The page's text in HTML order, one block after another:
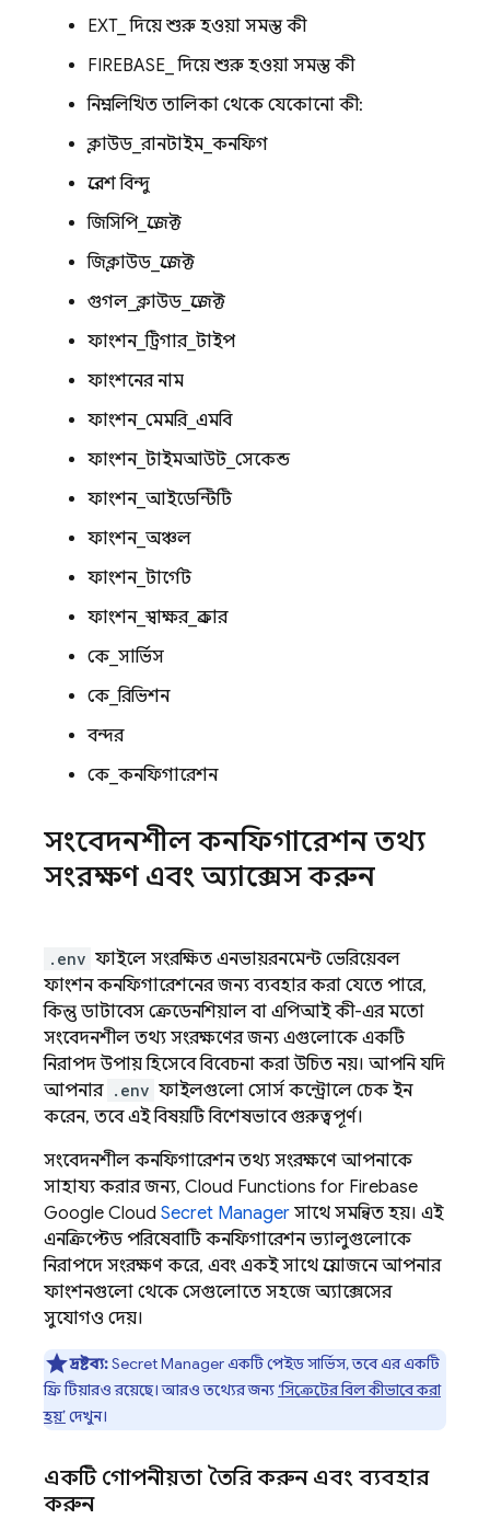
EXT_ দিয়ে শুরু হওয়া সমস্ত কী
FIREBASE_ দিয়ে শুরু হওয়া সমস্ত কী
নিম্নলিখিত তালিকা থেকে যেকোনো কী:
ক্লাউড_রানটাইম_কনফিগ
প্রবেশ বিন্দু
জিসিপি_প্রজেক্ট
জিক্লাউড_প্রজেক্ট
গুগল_ক্লাউড_প্রজেক্ট
ফাংশন_ট্রিগার_টাইপ
ফাংশনের নাম
ফাংশন_মেমরি_এমবি
ফাংশন_টাইমআউট_সেকেন্ড
ফাংশন_আইডেন্টিটি
ফাংশন_অঞ্চল
ফাংশন_টার্গেট
ফাংশন_স্বাক্ষর_প্রকার
কে_সার্ভিস
কে_রিভিশন
বন্দর
কে_কনফিগারেশন
সংবেদনশীল কনফিগারেশন তথ্য
সংরক্ষণ এবং অ্যাক্সেস করুন
.env ফাইলে সংরক্ষিত এনভায়রনমেন্ট ভেরিয়েবল
ফাংশন কনফিগারেশনের জন্য ব্যবহার করা যেতে পারে,
কিন্তু ডাটাবেস ক্রেডেনশিয়াল বা এপিআই কী-এর মতো
সংবেদনশীল তথ্য সংরক্ষণের জন্য এগুলোকে একটি
নিরাপদ উপায় হিসেবে বিবেচনা করা উচিত নয়। আপনি যদি
আপনার .env ফাইলগুলো সোর্স কন্ট্রোলে চেক ইন
করেন, তবে এই বিষয়টি বিশেষভাবে গুরুত্বপূর্ণ।
সংবেদনশীল কনফিগারেশন তথ্য সংরক্ষণে আপনাকে
সাহায্য করার জন্য, Cloud Functions for Firebase
Google Cloud Secret Manager সাথে সমন্বিত হয়। এই
এনক্রিপ্টেড পরিষেবাটি কনফিগারেশন ভ্যালুগুলোকে
নিরাপদে সংরক্ষণ করে, এবং একই সাথে প্রয়োজনে আপনার
ফাংশনগুলো থেকে সেগুলোতে সহজে অ্যাক্সেসের
সুযোগও দেয়।
দ্রষ্টব্য:Secret Managerএকটি পেইড সার্ভিস, তবে এর একটি
ফ্রি টিয়ারও রয়েছে। আরও তথ্যের জন্য ‘সিক্রেটের বিল কীভাবে করা
হয়’দেখুন।
একটি গোপনীয়তা তৈরি করুন এবং ব্যবহার
করুন